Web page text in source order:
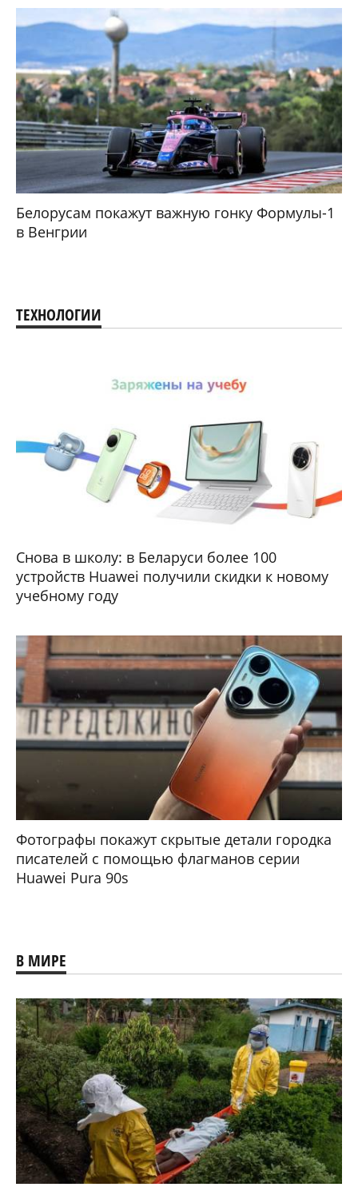
Белорусам покажут важную гонку Формулы-1
в Венгрии
ТЕХНОЛОГИИ
Снова в школу: в Беларуси более 100
устройств Huawei получили скидки к новому
учебному году
Фотографы покажут скрытые детали городка
писателей с помощью флагманов серии
Huawei Pura 90s
В МИРЕ